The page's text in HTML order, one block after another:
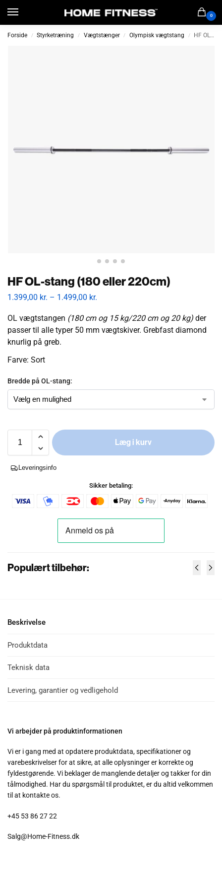
0
Forside / Styrketræning / Vægtstænger / Olympisk vægtstang / HF OL-stang (180 eller 220cm)
HF OL-stang (180 eller 220cm)
1.399,00 kr. – 1.499,00 kr.
OL vægtstangen (180 cm og 15 kg/220 cm og 20 kg) der
passer til alle typer 50 mm vægtskiver. Grebfast diamond
knurlig på greb.
Farve: Sort
Bredde på OL-stang:
Læg i kurv
Leveringsinfo
Sikker betaling:
Populært tilbehør:
Beskrivelse
Produktdata
Teknisk data
Levering, garantier og vedligehold
Vi arbejder på produktinformationen
Vi er i gang med at opdatere produktdata, specifikationer og
varebeskrivelser for at sikre, at alle oplysninger er korrekte og
fyldestgørende. Vi beklager de manglende detaljer og takker for din
tålmodighed. Har du spørgsmål til produktet, er du altid velkommen
til at kontakte os.
+45 53 86 27 22
Salg@Home-Fitness.dk